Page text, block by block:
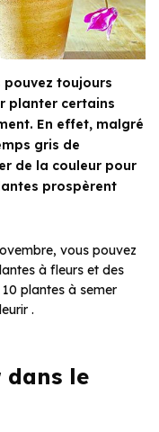
pouvez toujours
planter certains
En effet, malgré
gris de
de la couleur pour
prospèrent
vous pouvez
à fleurs et des
plantes à semer
.
le